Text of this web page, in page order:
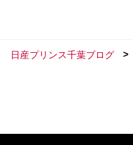
日産プリンス千葉ブログ >